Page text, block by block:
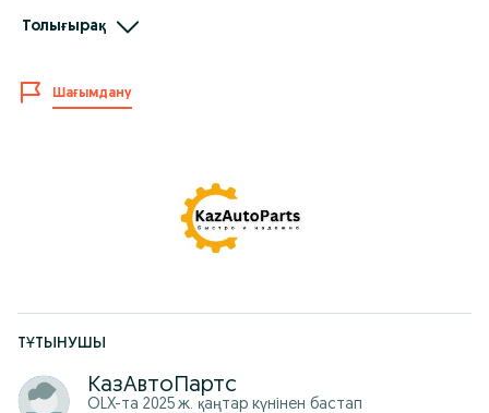
Lifan: X50, X60, MyWay, Solano, Breez, Murman, Smily и др.
Geely: Coolray, Atlas, Tugella, Monjaro, Emgrand 7, 8, 9 и др.
Changan: CS35, CS55, CS75, CS85, CS95, UNI-T, UNI-K и др.
Tank (Great Wall): Tank 300, Tank 500, Tank 700 и др.
Звоните с 08:00 до 20:00
Для быстрого ответа – сразу напишите в WhatsApp и
2. технические данные мотора (VIN, объём, модель)
Толығырақ
Шағымдану
ТҰТЫНУШЫ
КазАвтоПартс
OLX-та 2025 ж. қаңтар күнінен бастап